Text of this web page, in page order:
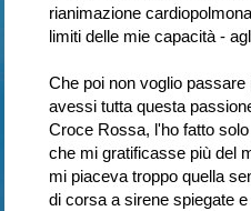
rianimazione
limiti delle mie capacità -
Che poi non voglio
avessi tutta questa
Croce Rossa, l'ho fatto
che mi gratificasse più del
mi piaceva troppo quella
di corsa a sirene spiegate